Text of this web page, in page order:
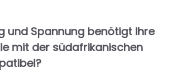
und Spannung benötigt Ihre
mit der südafrikanischen